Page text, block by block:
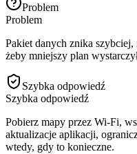
Problem
Problem
Pakiet danych znika szybciej,
żeby mniejszy plan
Szybka odpowiedź
Szybka odpowiedź
Pobierz mapy przez Wi‑Fi,
aktualizacje aplikacji,
wtedy, gdy to konieczne.